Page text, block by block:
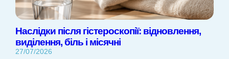
Наслідки після гістероскопії: відновлення,
виділення, біль і місячні
27/07/2026